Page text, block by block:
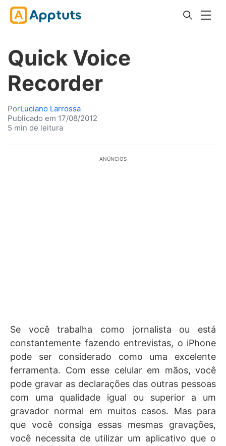
Quick Voice
Recorder
PorLuciano Larrossa
Publicado em 17/08/2012
5 min de leitura
ANÚNCIOS
Se você trabalha como jornalista ou está
constantemente fazendo entrevistas, o iPhone
pode ser considerado como uma excelente
ferramenta. Com esse celular em mãos, você
pode gravar as declarações das outras pessoas
com uma qualidade igual ou superior a um
gravador normal em muitos casos. Mas para
que você consiga essas mesmas gravações,
você necessita de utilizar um aplicativo que o